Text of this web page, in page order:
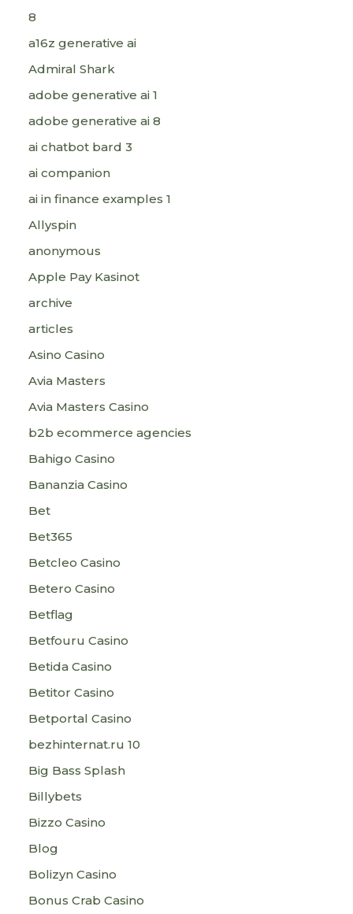
8
a16z generative ai
Admiral Shark
adobe generative ai 1
adobe generative ai 8
ai chatbot bard 3
ai companion
ai in finance examples 1
Allyspin
anonymous
Apple Pay Kasinot
archive
articles
Asino Casino
Avia Masters
Avia Masters Casino
b2b ecommerce agencies
Bahigo Casino
Bananzia Casino
Bet
Bet365
Betcleo Casino
Betero Casino
Betflag
Betfouru Casino
Betida Casino
Betitor Casino
Betportal Casino
bezhinternat.ru 10
Big Bass Splash
Billybets
Bizzo Casino
Blog
Bolizyn Casino
Bonus Crab Casino